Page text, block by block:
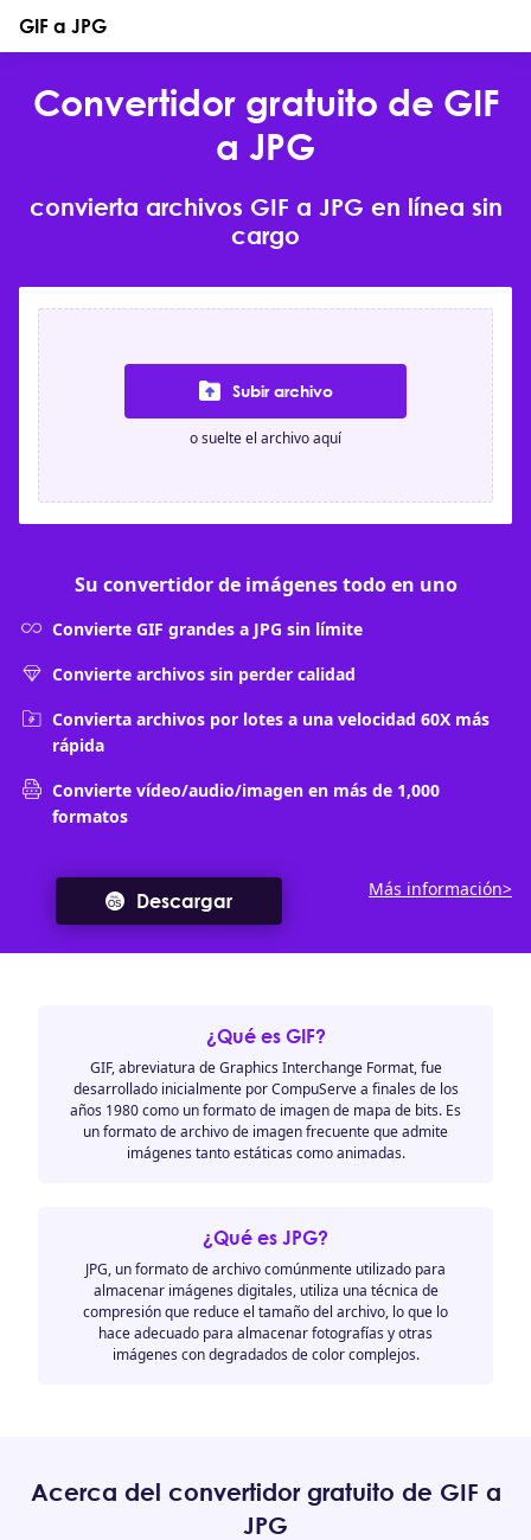
GIF a JPG
Convertidor gratuito de GIF
a JPG
convierta archivos GIF a JPG en línea sin
cargo
Subir archivo
o suelte el archivo aquí
Su convertidor de imágenes todo en uno
Convierte GIF grandes a JPG sin límite
Convierte archivos sin perder calidad
Convierta archivos por lotes a una velocidad 60X más
rápida
Convierte vídeo/audio/imagen en más de 1,000
formatos
Descargar
Más información>
¿Qué es GIF?
GIF, abreviatura de Graphics Interchange Format, fue
desarrollado inicialmente por CompuServe a finales de los
años 1980 como un formato de imagen de mapa de bits. Es
un formato de archivo de imagen frecuente que admite
imágenes tanto estáticas como animadas.
¿Qué es JPG?
JPG, un formato de archivo comúnmente utilizado para
almacenar imágenes digitales, utiliza una técnica de
compresión que reduce el tamaño del archivo, lo que lo
hace adecuado para almacenar fotografías y otras
imágenes con degradados de color complejos.
Acerca del convertidor gratuito de GIF a
JPG